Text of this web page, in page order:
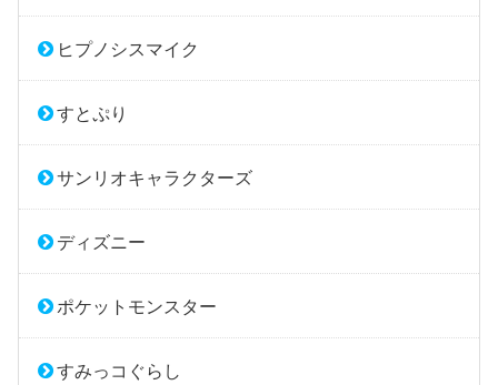
ヒプノシスマイク
すとぷり
サンリオキャラクターズ
ディズニー
ポケットモンスター
すみっコぐらし